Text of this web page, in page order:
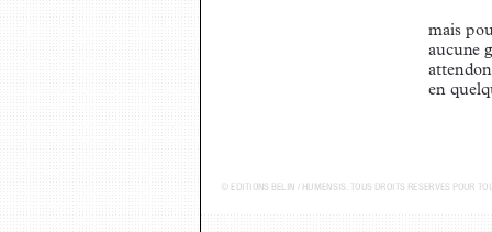
mais
aucune
en
© ÉDITIONS BELIN / HUMENSIS. TOUS DROITS RÉSERVÉS POUR